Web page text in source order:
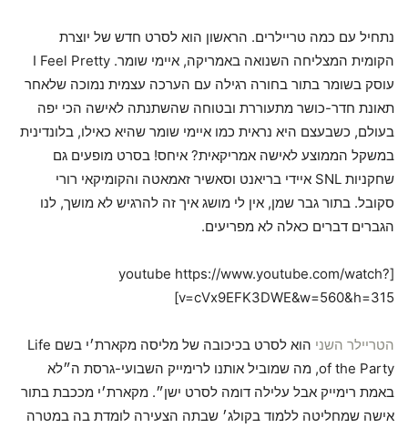
נתחיל עם כמה טריילרים. הראשון הוא לסרט חדש של יוצרת
הקומית המצליחה השנואה באמריקה, איימי שומר. I Feel Pretty
עוסק בשומר בתור בחורה רגילה עם הערכה עצמית נמוכה שלאחר
תאונת חדר-כושר מתעוררת ובטוחה שהשתנתה לאישה הכי יפה
בעולם, כשבעצם היא נראית כמו איימי שומר שהיא כאילו, בלונדינית
במשקל הממוצע לאישה אמריקאית? איחס! בסרט מופעים גם
שחקניות SNL איידי בריאנט וסאשיר זאמאטה והקומיקאי רורי
סקובל. בתור גבר שמן, אין לי מושג איך זה להרגיש לא מושך, לנו
הגברים דברים כאלה לא מפריעים.
[youtube https://www.youtube.com/watch?
v=cVx9EFK3DWE&w=560&h=315]
הטריילר השני
הוא לסרט בכיכובה של מליסה מקארת׳י בשם Life
of the Party, מה שמוביל אותנו לרימייק השבועי-גרסת ה״לא
באמת רימייק אבל עלילה דומה לסרט ישן״. מקארת׳י מככבת בתור
אישה שמחליטה ללמוד בקולג׳ שבתה הצעירה לומדת בה במטרה